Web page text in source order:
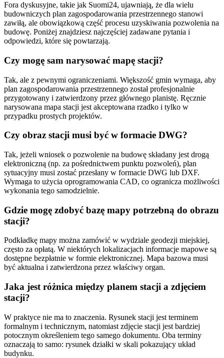
Fora dyskusyjne, takie jak Suomi24, ujawniają, że dla wielu
budowniczych plan zagospodarowania przestrzennego stanowi
zawiłą, ale obowiązkową część procesu uzyskiwania pozwolenia na
budowę. Poniżej znajdziesz najczęściej zadawane pytania i
odpowiedzi, które się powtarzają.
Czy mogę sam narysować mapę stacji?
Tak, ale z pewnymi ograniczeniami. Większość gmin wymaga, aby
plan zagospodarowania przestrzennego został profesjonalnie
przygotowany i zatwierdzony przez głównego planistę. Ręcznie
narysowana mapa stacji jest akceptowana rzadko i tylko w
przypadku prostych projektów.
Czy obraz stacji musi być w formacie DWG?
Tak, jeżeli wniosek o pozwolenie na budowę składany jest drogą
elektroniczną (np. za pośrednictwem punktu pozwoleń), plan
sytuacyjny musi zostać przesłany w formacie DWG lub DXF.
Wymaga to użycia oprogramowania CAD, co ogranicza możliwości
wykonania tego samodzielnie.
Gdzie mogę zdobyć bazę mapy potrzebną do obrazu
stacji?
Podkładkę mapy można zamówić w wydziale geodezji miejskiej,
często za opłatą. W niektórych lokalizacjach informacje mapowe są
dostępne bezpłatnie w formie elektronicznej. Mapa bazowa musi
być aktualna i zatwierdzona przez właściwy organ.
Jaka jest różnica między planem stacji a zdjęciem
stacji?
W praktyce nie ma to znaczenia. Rysunek stacji jest terminem
formalnym i technicznym, natomiast zdjęcie stacji jest bardziej
potocznym określeniem tego samego dokumentu. Oba terminy
oznaczają to samo: rysunek działki w skali pokazujący układ
budynku.